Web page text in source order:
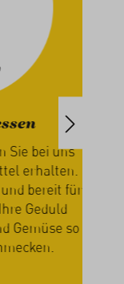
bei uns
erhalten.
bereit für
Geduld
so